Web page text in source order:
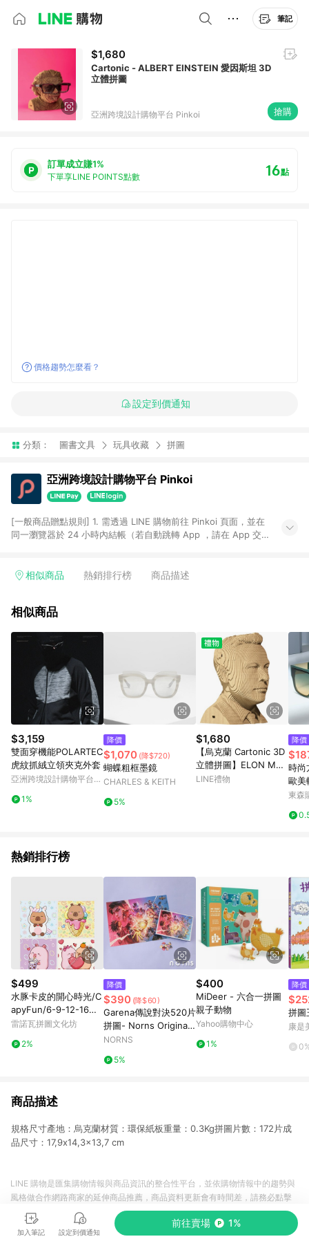
筆記
$1,680
Cartonic - ALBERT EINSTEIN 愛因斯坦 3D
立體拼圖
亞洲跨境設計購物平台 Pinkoi 搶購
訂單成立賺1%
下單享LINE POINTS點數 16點
價格趨勢怎麼看？
設定到價通知
分類： 圖書文具 玩具收藏 拼圖
亞洲跨境設計購物平台 Pinkoi
[一般商品贈點規則] 1. 需透過 LINE 購物前往 Pinkoi 頁面，並在
同一瀏覽器於 24 小時內結帳（若自動跳轉 App ，請在 App 交
回饋訂單不得享有 Pinkoi 站方優惠，例如首購優惠，P coins，
行為，不具贈點資格，部分退款不在此限。 6. APP 請更新至
貨後 45 天後發送。 8. 群眾募資商品，禮物卡，開館保證金，補
運費，攤位費等不具贈點資格。 9. LINE 購物站上之商品規格、
顏色、價位、贈品如與 Pinkoi 商品資訊頁及購物車不符，以
Pinkoi 購物商品資訊頁及購物車標示為準。 10. 點數紅包使用規
則請以點數紅包活動說明為準。 11. 若於 LINE 購物前往 Pinkoi
頁面後才首次下載 Pinkoi APP 並完成訂單，不符合導購資格；承
上，首次下載 Pinkoi APP 後，需透過 LINE 購物前往 Pinkoi 頁
面，方享導購資格。
相似商品 熱銷排行榜 商品描述
相似商品
$3,159
雙面穿機能POLARTEC
虎紋抓絨立領夾克外套
亞洲跨境設計購物平台
1%
降價
$1,070 (降$720)
蝴蝶粗框墨鏡
CHARLES & KEITH
5%
$1,680
【烏克蘭 Cartonic 3D
立體拼圖】ELON MUS
K 伊隆馬-斯克 | 3D立
LINE禮物
降價
時尚
歐美
紅跨
東森
熱銷排行榜
$499
水豚卡皮的開心時光/C
apyFun/6-9-12-16片
拼圖/EDUCA
雷諾瓦拼圖文化坊
2%
降價
$390 (降$60)
Garena傳說對決520片
拼圖- Norns Original
Design
NORNS
5%
$400
MiDeer - 六合一拼圖
親子動物
Yahoo購物中心
1%
降價
拼圖
康是
商品描述
規格尺寸產地：烏克蘭材質：環保紙板重量：0.3Kg拼圖片數：172片成
品尺寸：17,9x14,3x13,7 cm
加入筆記 設定到價通知
前往賣場 1%
LINE 購物是匯集購物情報與商品資訊的整合性平台，並依購物情報中的趨勢與
風格做合作網路商家的延伸商品推薦，商品資料更新會有時間差，請務必點擊
商品至各合作網路商家，確認現售價與購物條件，一切資訊以合作廠商網頁為
準。